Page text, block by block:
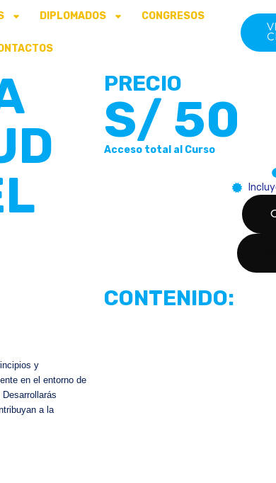
DIPLOMADOS CONGRESOS
PRECIO
S/ 50
Acceso total al Curso
y
en el entorno de
a la
CONTENIDO: